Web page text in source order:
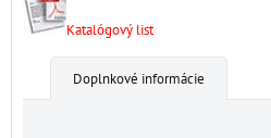
Katalógový list
Doplnkové informácie